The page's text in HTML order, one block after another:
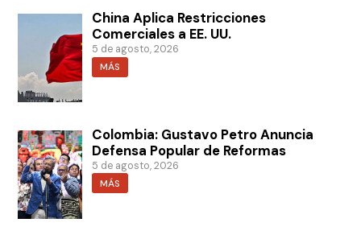
China Aplica Restricciones
Comerciales a EE. UU.
5 de agosto, 2026
MÁS
Colombia: Gustavo Petro Anuncia
Defensa Popular de Reformas
5 de agosto, 2026
MÁS